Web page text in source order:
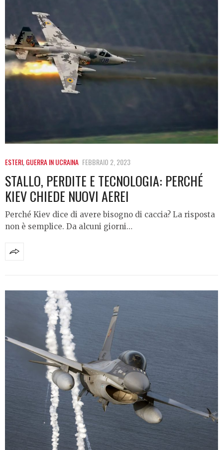
ESTERI,GUERRA IN UCRAINA FEBBRAIO 2, 2023
STALLO, PERDITE E TECNOLOGIA: PERCHÉ
KIEV CHIEDE NUOVI AEREI
Perché Kiev dice di avere bisogno di caccia? La risposta
non è semplice. Da alcuni giorni…